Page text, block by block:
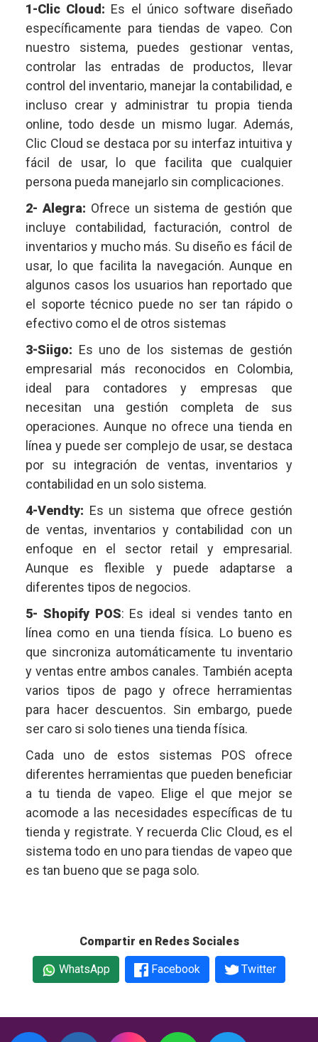
1-Clic Cloud: Es el único software diseñado
específicamente para tiendas de vapeo. Con
nuestro sistema, puedes gestionar ventas,
controlar las entradas de productos, llevar
control del inventario, manejar la contabilidad, e
incluso crear y administrar tu propia tienda
online, todo desde un mismo lugar. Además,
Clic Cloud se destaca por su interfaz intuitiva y
fácil de usar, lo que facilita que cualquier
persona pueda manejarlo sin complicaciones.
2- Alegra: Ofrece un sistema de gestión que
incluye contabilidad, facturación, control de
inventarios y mucho más. Su diseño es fácil de
usar, lo que facilita la navegación. Aunque en
algunos casos los usuarios han reportado que
el soporte técnico puede no ser tan rápido o
efectivo como el de otros sistemas
3-Siigo: Es uno de los sistemas de gestión
empresarial más reconocidos en Colombia,
ideal para contadores y empresas que
necesitan una gestión completa de sus
operaciones. Aunque no ofrece una tienda en
línea y puede ser complejo de usar, se destaca
por su integración de ventas, inventarios y
contabilidad en un solo sistema.
4-Vendty: Es un sistema que ofrece gestión
de ventas, inventarios y contabilidad con un
enfoque en el sector retail y empresarial.
Aunque es flexible y puede adaptarse a
diferentes tipos de negocios.
5- Shopify POS: Es ideal si vendes tanto en
línea como en una tienda física. Lo bueno es
que sincroniza automáticamente tu inventario
y ventas entre ambos canales. También acepta
varios tipos de pago y ofrece herramientas
para hacer descuentos. Sin embargo, puede
ser caro si solo tienes una tienda física.
Cada uno de estos sistemas POS ofrece
diferentes herramientas que pueden beneficiar
a tu tienda de vapeo. Elige el que mejor se
acomode a las necesidades específicas de tu
tienda y registrate. Y recuerda Clic Cloud, es el
sistema todo en uno para tiendas de vapeo que
es tan bueno que se paga solo.
Compartir en Redes Sociales
WhatsApp Facebook Twitter